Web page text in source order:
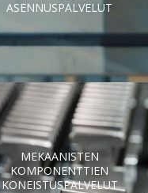
ASENNUSPALVELUT
MEKAANISTEN
KOMPONENTTIEN
KONEISTUSPALVELUT